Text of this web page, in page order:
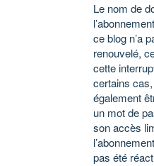
Le nom de
ce blog n’a
renouvelé,
cette
certains
également
un mot de
son accès
pas été